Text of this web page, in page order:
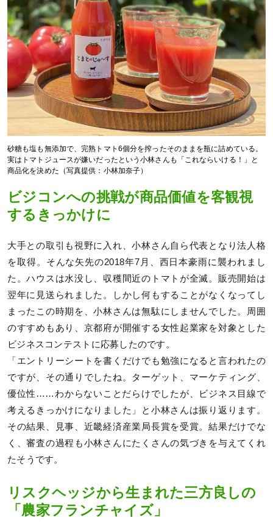
砂糖も塩も無添加で、完熟トマト6個分を搾ったそのままを瓶に詰めている。
実はトマトジュースが嫌いだったという小林さんも「これならいける！」と
商品化を決めた（写真提供：小林加奈子）
ビジコンへの挑戦が商品価値を客観視
するきっかけに
大手との取引も視野に入れ、小林さん自ら代表となり法人格
を取得。そんな矢先の2018年7月、西日本豪雨に襲われまし
た。ハウスは水没し、収穫間近のトマトが全滅。販売開始は
翌年に見送られました。しかし何もすることがなくなってし
まったこの時期を、小林さんは無駄にしませんでした。周囲
のすすめもあり、京都府が開催する女性起業家を対象とした
ビジネスコンテストに応募したのです。
「エントリーシートを書くだけでも勉強になると言われたの
ですが、その通りでしたね。ターゲット、マーケティング、
優位性……わからないことだらけでしたが、ビジネス目線で
考えるきっかけになりました」と小林さんは振り返ります。
その結果、見事、近畿経済産業局長賞を受賞。結果だけでな
く、審査の過程も小林さんにたくさんの気づきを与えてくれ
たそうです。
リスクヘッジから生まれた三方良しの
「農家フランチャイズ」